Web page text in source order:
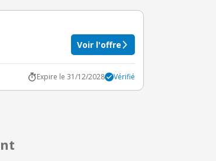
Voir l'offre
Expire le 31/12/2028 Vérifié